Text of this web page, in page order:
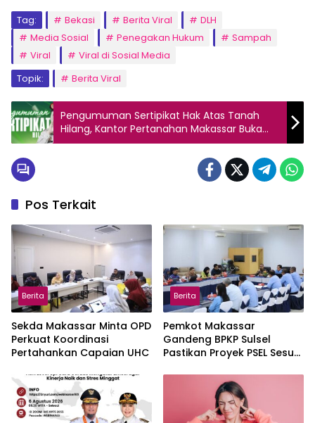
Tag: Bekasi Berita Viral
DLH
Media Sosial
Penegakan Hukum
Sampah
Viral
Viral di Sosial Media
Topik:
Berita Viral
Pengumuman Sertipikat Hak Atas Tanah
Hilang, Kantor Pertanahan Makassar Buka
Masa Keberatan 30 Hari
Pos Terkait
Berita
Sekda Makassar Minta OPD
Perkuat Koordinasi
Pertahankan Capaian UHC
Berita
Pemkot Makassar
Gandeng BPKP Sulsel
Pastikan Proyek PSEL Sesuai